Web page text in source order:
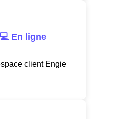
💻 En ligne
client Engie